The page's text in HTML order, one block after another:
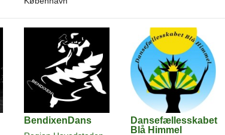
BendixenDans
Dansefællesskabet
Blå Himmel